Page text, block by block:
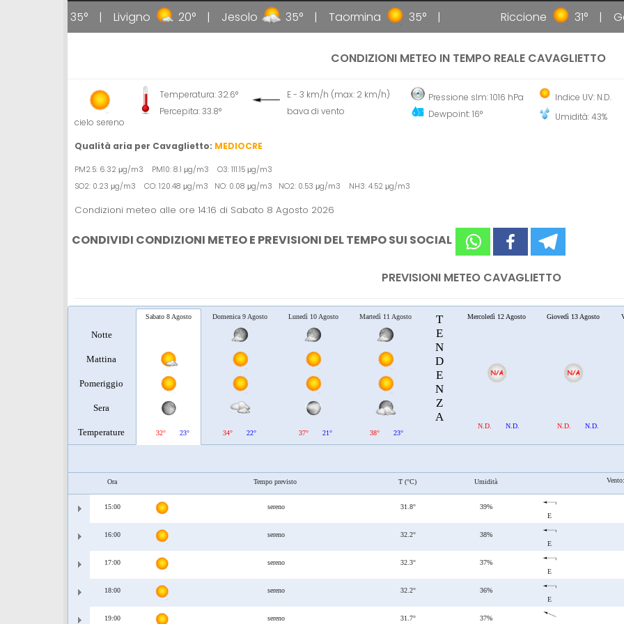
35° Livigno 20° Jesolo 35° Taormina 35° Riccione 31°
CONDIZIONI METEO IN TEMPO REALE CAVAGLIETTO
cielo sereno
Temperatura: 32.6°
Percepita: 33.8°
E - 3 km/h (max: 2 km/h)
bava di vento
Pressione slm: 1016 hPa
Dewpoint: 16°
Indice UV: N.D.
Umidità: 43%
Qualità aria per Cavaglietto: MEDIOCRE
PM2.5: 6.32 μg/m3 PM10: 8.1 μg/m3 O3: 111.15 μg/m3
SO2: 0.23 μg/m3 CO: 120.48 μg/m3 NO: 0.08 μg/m3 NO2: 0.53 μg/m3 NH3: 4.52 μg/m3
Condizioni meteo alle ore 14:16 di Sabato 8 Agosto 2026
CONDIVIDI CONDIZIONI METEO E PREVISIONI DEL TEMPO SUI SOCIAL
PREVISIONI METEO CAVAGLIETTO
Notte
Mattina
Pomeriggio
Sera
Temperature
Sabato 8 Agosto
32° 23°
Domenica 9 Agosto
34° 22°
Lunedì 10 Agosto
37° 21°
Martedì 11 Agosto
38° 23°
T
E
N
D
E
N
Z
A
Mercoledì 12 Agosto
N.D. N.D.
Giovedì 13 Agosto
N.D. N.D.
Ora Tempo previsto T (°C) Umidità Vento:
15:00 sereno 31.8°
39%
E
16:00 sereno 32.2°
38%
E
17:00 sereno 32.3°
37%
E
18:00 sereno 32.2°
36%
E
19:00 sereno 31.7°
37%